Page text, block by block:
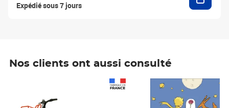
Expédié sous 7 jours
Nos clients ont aussi consulté
Prix 6,25€ HT